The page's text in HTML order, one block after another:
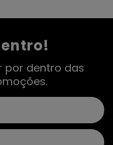
por dentro das